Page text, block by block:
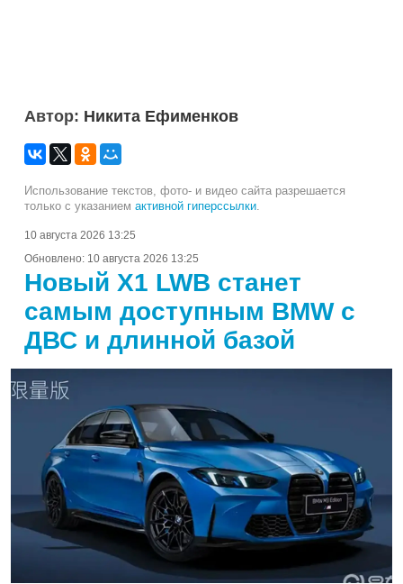
Автор: Никита Ефименков
Использование текстов, фото- и видео сайта разрешается
только с указанием активной гиперссылки
10 августа 2026 13:25
Обновлено: 10 августа 2026 13:25
Новый X1 LWB станет
самым доступным BMW с
ДВС и длинной базой